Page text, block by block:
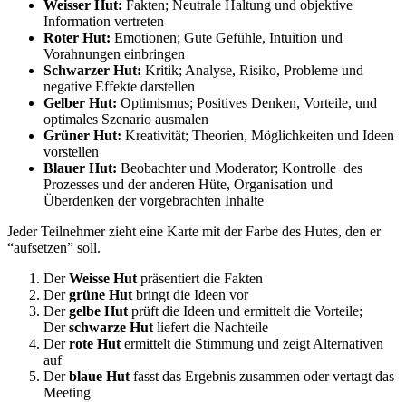
Weisser Hut: Fakten; Neutrale Haltung und objektive
Information vertreten
Roter Hut: Emotionen; Gute Gefühle, Intuition und
Vorahnungen einbringen
Schwarzer Hut: Kritik; Analyse, Risiko, Probleme und
negative Effekte darstellen
Gelber Hut: Optimismus; Positives Denken, Vorteile, und
optimales Szenario ausmalen
Grüner Hut: Kreativität; Theorien, Möglichkeiten und Ideen
vorstellen
Blauer Hut: Beobachter und Moderator; Kontrolle des
Prozesses und der anderen Hüte, Organisation und
Überdenken der vorgebrachten Inhalte
Jeder Teilnehmer zieht eine Karte mit der Farbe des Hutes, den er
“aufsetzen” soll.
DerWeisse Hut präsentiert die Fakten
Dergrüne Hut bringt die Ideen vor
Dergelbe Hut prüft die Ideen und ermittelt die Vorteile;
Derschwarze Hut liefert die Nachteile
Derrote Hut ermittelt die Stimmung und zeigt Alternativen
auf
Derblaue Hut fasst das Ergebnis zusammen oder vertagt das
Meeting